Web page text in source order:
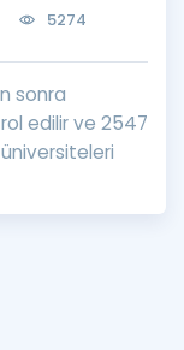
5274
sonra
edilir ve 2547
üniversiteleri